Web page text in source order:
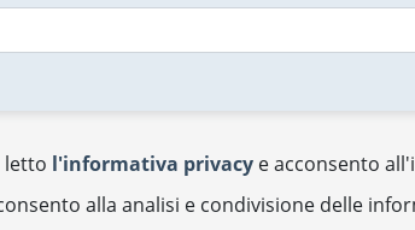
letto l'informativa privacy e acconsento
alla analisi e condivisione delle